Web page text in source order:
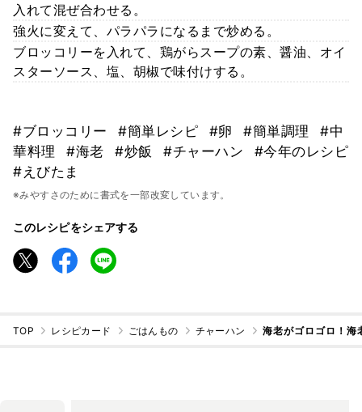
入れて混ぜ合わせる。
強火に変えて、パラパラになるまで炒める。
ブロッコリーを入れて、鶏がらスープの素、醤油、オイ
スターソース、塩、胡椒で味付けする。
#ブロッコリー #簡単レシピ #卵 #簡単調理
#中
華料理
#海老 #炒飯 #チャーハン
#今年のレシピ
#えびたま
※みやすさのために書式を一部改変しています。
このレシピをシェアする
TOP レシピカード ごはんもの チャーハン 海老がゴロゴロ！海